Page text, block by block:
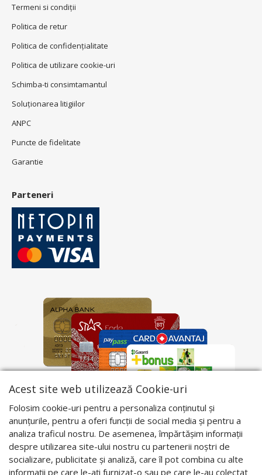
Termeni si condiţii
Politica de retur
Politica de confidenţialitate
Politica de utilizare cookie-uri
Schimba-ti consimtamantul
Soluționarea litigiilor
ANPC
Puncte de fidelitate
Garantie
Parteneri
Acest site web utilizează Cookie-uri
Folosim cookie-uri pentru a personaliza conținutul și
anunțurile, pentru a oferi funcții de social media și pentru a
analiza traficul nostru. De asemenea, împărtășim informații
despre utilizarea site-ului nostru cu partenerii noștri de
socializare, publicitate și analiză, care îl pot combina cu alte
informații pe care le-ați furnizat-o sau pe care le-au colectat